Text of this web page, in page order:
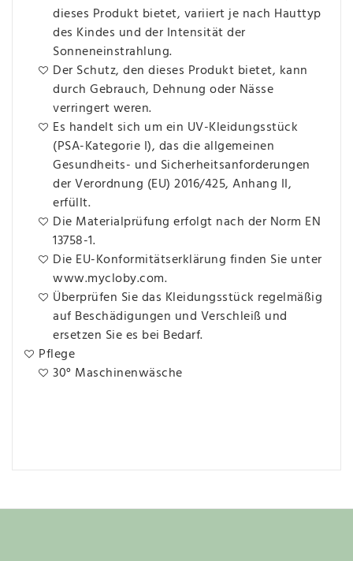
dieses Produkt bietet, variiert je nach Hauttyp
des Kindes und der Intensität der
Sonneneinstrahlung.
Der Schutz, den dieses Produkt bietet, kann
durch Gebrauch, Dehnung oder Nässe
verringert weren.
Es handelt sich um ein UV-Kleidungsstück
(PSA-Kategorie I), das die allgemeinen
Gesundheits- und Sicherheitsanforderungen
der Verordnung (EU) 2016/425, Anhang II,
erfüllt.
Die Materialprüfung erfolgt nach der Norm EN
13758-1.
Die EU-Konformitätserklärung finden Sie unter
www.mycloby.com.
Überprüfen Sie das Kleidungsstück regelmäßig
auf Beschädigungen und Verschleiß und
ersetzen Sie es bei Bedarf.
Pflege
30° Maschinenwäsche